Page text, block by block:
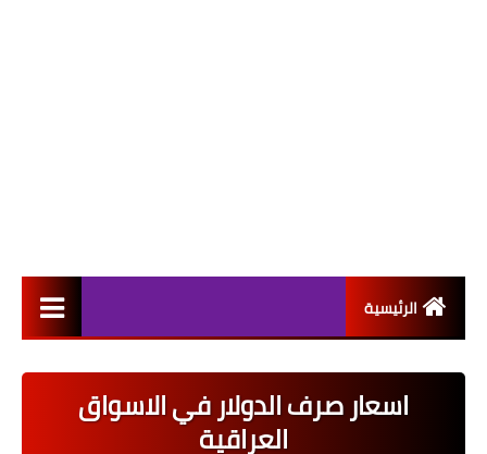
الرئيسية
اخبار القطاع العام
اسعار صرف الدولار في الاسواق
العراقية